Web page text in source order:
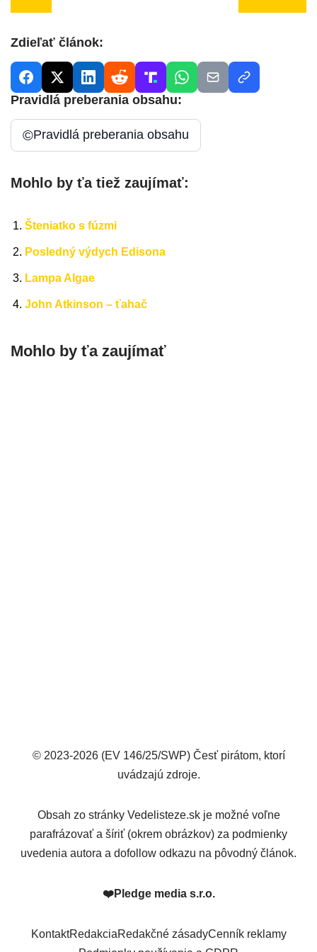
Zdieľať článok:
Pravidlá preberania obsahu:
©Pravidlá preberania obsahu
Mohlo by ťa tiež zaujímať:
Šteniatko s fúzmi
Posledný výdych Edisona
Lampa Algae
John Atkinson – ťahač
Mohlo by ťa zaujímať
© 2023-2026 (EV 146/25/SWP) Česť pirátom, ktorí
uvádzajú zdroje.
Obsah zo stránky Vedelisteze.sk je možné voľne
parafrázovať a šíriť (okrem obrázkov) za podmienky
uvedenia autora a dofollow odkazu na pôvodný článok.
❤️Pledge media s.r.o.
KontaktRedakciaRedakčné zásadyCenník reklamy